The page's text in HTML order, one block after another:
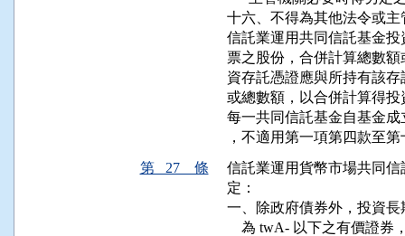
十六、不得為其他法令或
信託業運用共同信託基金
票之股份，合併計算總數
資存託憑證應與所持有該
或總數額，以合併計算得
每一共同信託基金自基金
，不適用第一項第四款至
第 27 條
信託業運用貨幣市場共同
定：
一、除政府債券外，投資
為 twA- 以下之有價證